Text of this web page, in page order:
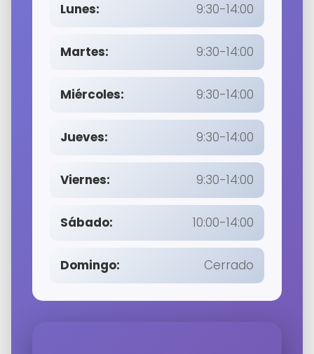
Lunes: 9:30-14:00
Martes: 9:30-14:00
Miércoles: 9:30-14:00
Jueves: 9:30-14:00
Viernes: 9:30-14:00
Sábado: 10:00-14:00
Domingo: Cerrado